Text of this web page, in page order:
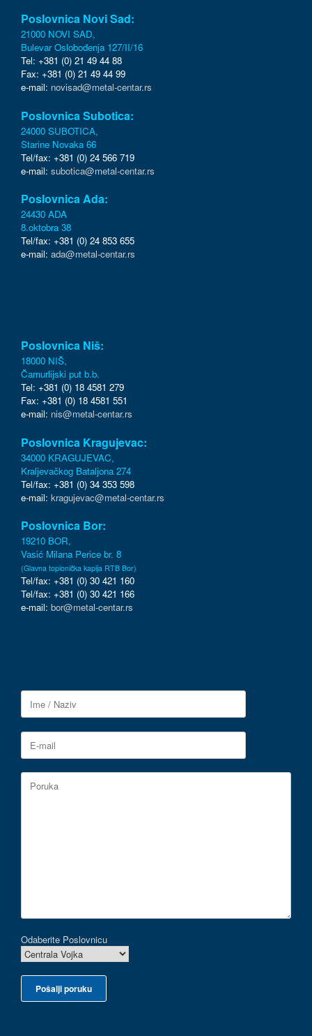
Poslovnica Novi Sad:
21000 NOVI SAD,
Bulevar Oslobođenja 127/II/16
Tel: +381 (0) 21 49 44 88
Fax: +381 (0) 21 49 44 99
e-mail: novisad@metal-centar.rs
Poslovnica Subotica:
24000 SUBOTICA,
Starine Novaka 66
Tel/fax: +381 (0) 24 566 719
e-mail: subotica@metal-centar.rs
Poslovnica Ada:
24430 ADA
8.oktobra 38
Tel/fax: +381 (0) 24 853 655
e-mail: ada@metal-centar.rs
Poslovnica Niš:
18000 NIŠ,
Čamurlijski put b.b.
Tel: +381 (0) 18 4581 279
Fax: +381 (0) 18 4581 551
e-mail: nis@metal-centar.rs
Poslovnica Kragujevac:
34000 KRAGUJEVAC,
Kraljevačkog Bataljona 274
Tel/fax: +381 (0) 34 353 598
e-mail: kragujevac@metal-centar.rs
Poslovnica Bor:
19210 BOR,
Vasić Milana Perice br. 8
(Glavna topionička kapija RTB Bor)
Tel/fax: +381 (0) 30 421 160
Tel/fax: +381 (0) 30 421 166
e-mail: bor@metal-centar.rs
Odaberite Poslovnicu